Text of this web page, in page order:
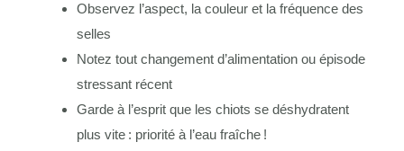
Observez l’aspect, la couleur et la fréquence des
selles
Notez tout changement d’alimentation ou épisode
stressant récent
Garde à l’esprit que les chiots se déshydratent
plus vite : priorité à l’eau fraîche !